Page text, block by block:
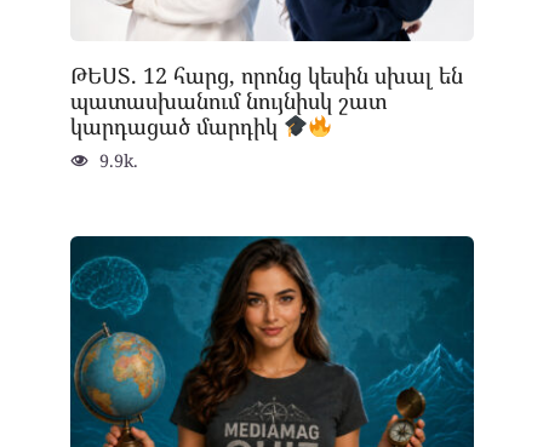
ԹԵՍՏ. 12 հարց, որոնց կեսին սխալ են
պատասխանում նույնիսկ շատ
կարդացած մարդիկ
9.9k.